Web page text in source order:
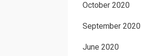
October 2020
September 2020
June 2020